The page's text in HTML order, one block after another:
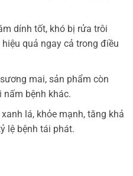
dính tốt, khó bị rửa trôi
quả ngay cả trong điều
mai, sản phẩm còn
nấm bệnh khác.
lá, khỏe mạnh, tăng khả
lệ bệnh tái phát.